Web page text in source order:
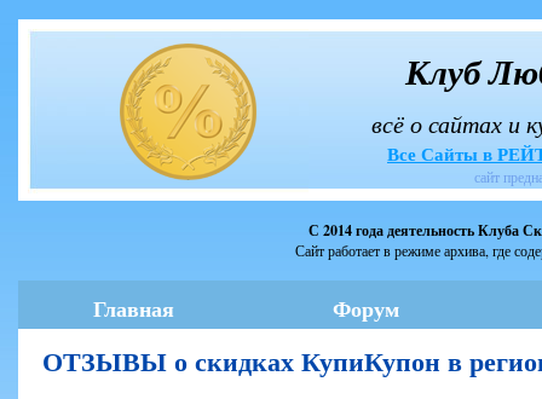
Клуб
всё о сайтах и
Все Сайты в
сайт
С 2014 года деятельность Клуба
Сайт работает в режиме архива, где
Главная Форум
ОТЗЫВЫ о скидках КупиКупон в